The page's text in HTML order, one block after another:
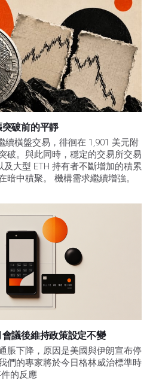
破前的平靜
續橫盤交易，徘徊在 1,901 美元附
破。與此同時，穩定的交易所交易
及大型 ETH 持有者不斷增加的積累
暗中積聚。 機構需求繼續增強。
議後維持政策設定不變
脹下降，原因是美國與伊朗宣布停
們的專家將於今日格林威治標準時
的反應